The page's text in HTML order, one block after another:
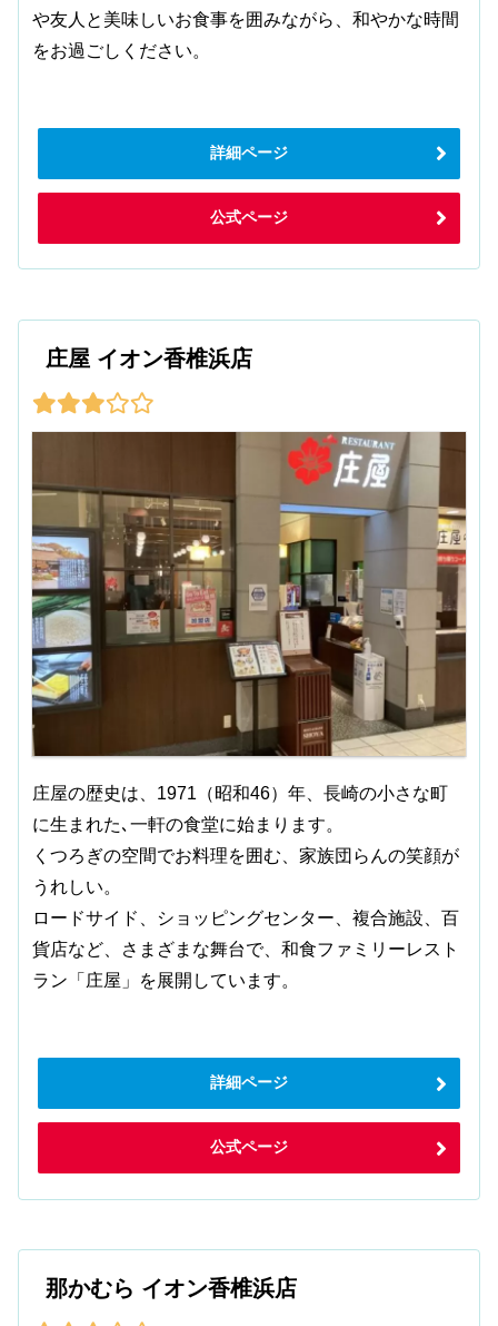
や友人と美味しいお食事を囲みながら、和やかな時間
をお過ごしください。
詳細ページ
公式ページ
庄屋 イオン香椎浜店
庄屋の歴史は、1971（昭和46）年、長崎の小さな町
に生まれた､一軒の食堂に始まります。
くつろぎの空間でお料理を囲む、家族団らんの笑顔が
うれしい。
ロードサイド、ショッピングセンター、複合施設、百
貨店など、さまざまな舞台で、和食ファミリーレスト
ラン「庄屋」を展開しています。
詳細ページ
公式ページ
那かむら イオン香椎浜店